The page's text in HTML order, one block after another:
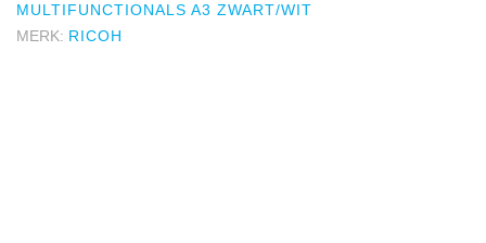
MULTIFUNCTIONALS A3 ZWART/WIT
MERK: RICOH